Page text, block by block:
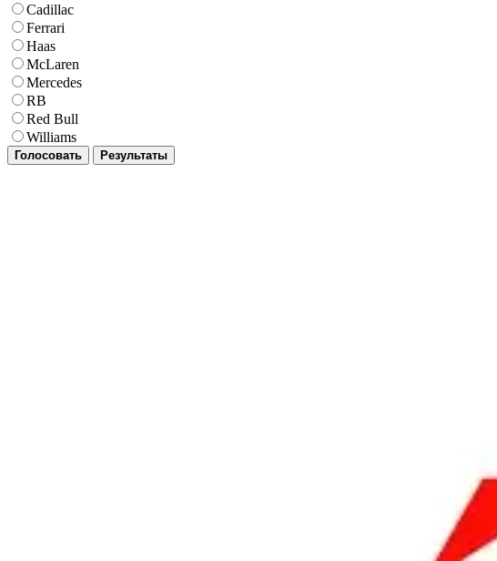
Cadillac
Ferrari
Haas
McLaren
Mercedes
RB
Red Bull
Williams
Голосовать Результаты